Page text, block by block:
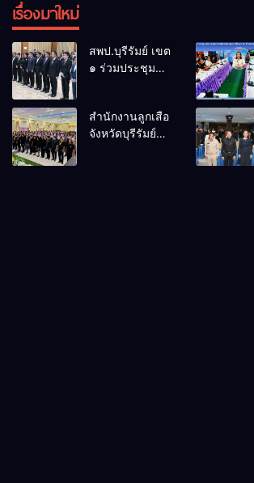
เรื่องมาใหม่
สพป.บุรีรัมย์ เขต
๑ ร่วมประชุม
นำการศึกษาไทย
สู่อนาคต” เขต
สำนักงานลูกเสือ
จังหวัดบุรีรัมย์